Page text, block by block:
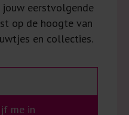
eerstvolgende
op de hoogte van
en collecties.
me in